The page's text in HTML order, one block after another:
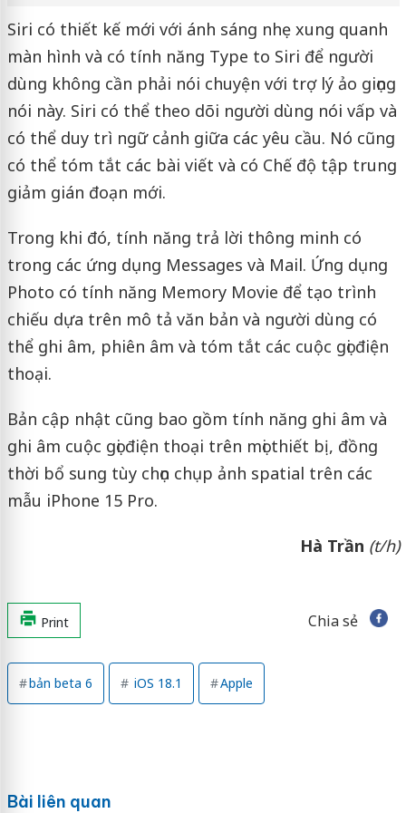
Siri có thiết kế mới với ánh sáng nhẹ xung quanh
màn hình và có tính năng Type to Siri để người
dùng không cần phải nói chuyện với trợ lý ảo giọng
nói này. Siri có thể theo dõi người dùng nói vấp và
có thể duy trì ngữ cảnh giữa các yêu cầu. Nó cũng
có thể tóm tắt các bài viết và có Chế độ tập trung
giảm gián đoạn mới.
Trong khi đó, tính năng trả lời thông minh có
trong các ứng dụng Messages và Mail. Ứng dụng
Photo có tính năng Memory Movie để tạo trình
chiếu dựa trên mô tả văn bản và người dùng có
thể ghi âm, phiên âm và tóm tắt các cuộc gọi điện
thoại.
Bản cập nhật cũng bao gồm tính năng ghi âm và
ghi âm cuộc gọi điện thoại trên mọi thiết bị, đồng
thời bổ sung tùy chọn chụp ảnh spatial trên các
mẫu iPhone 15 Pro.
Hà Trần (t/h)
Print Chia sẻ
bản beta 6 iOS 18.1 Apple
Bài liên quan